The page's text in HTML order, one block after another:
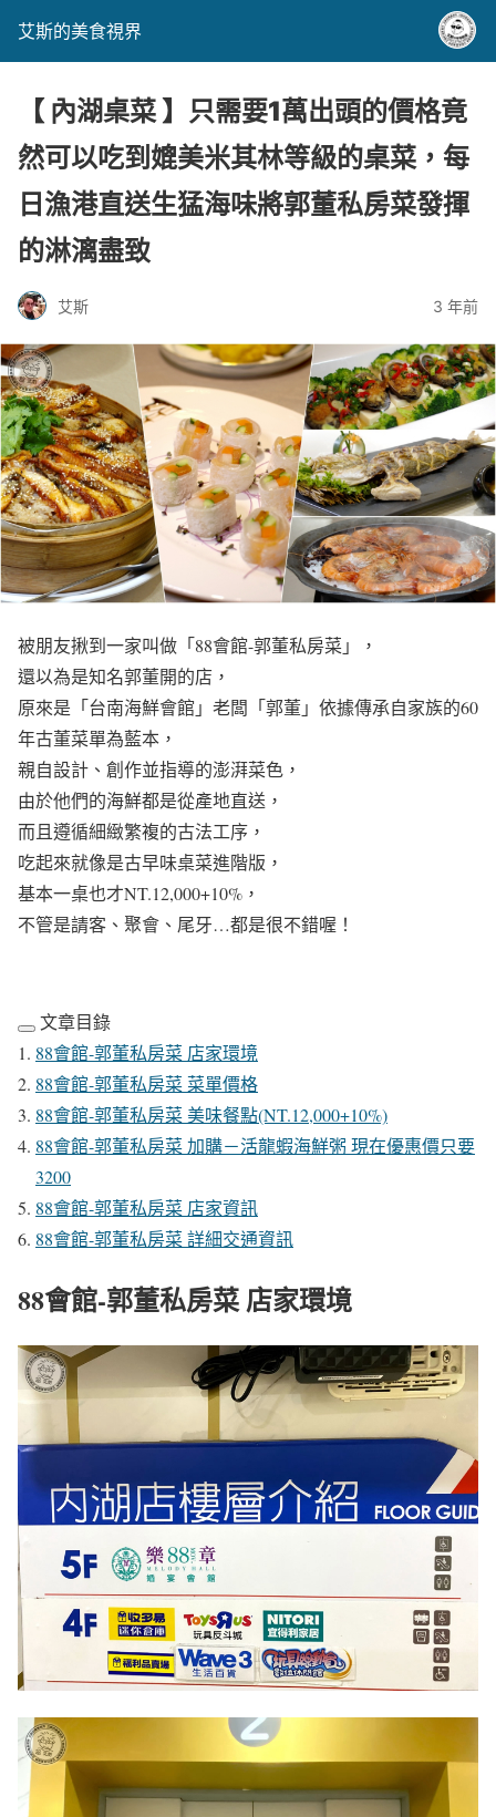
艾斯的美食視界
【 內湖桌菜 】只需要1萬出頭的價格竟
然可以吃到媲美米其林等級的桌菜，每
日漁港直送生猛海味將郭董私房菜發揮
的淋漓盡致
艾斯 3 年前
被朋友揪到一家叫做「88會館-郭董私房菜」，
還以為是知名郭董開的店，
原來是「台南海鮮會館」老闆「郭董」依據傳承自家族的60
年古董菜單為藍本，
親自設計、創作並指導的澎湃菜色，
由於他們的海鮮都是從產地直送，
而且遵循細緻繁複的古法工序，
吃起來就像是古早味桌菜進階版，
基本一桌也才NT.12,000+10%，
不管是請客、聚會、尾牙…都是很不錯喔！
文章目錄
88會館-郭董私房菜 店家環境
88會館-郭董私房菜 菜單價格
88會館-郭董私房菜 美味餐點(NT.12,000+10%)
88會館-郭董私房菜 加購－活龍蝦海鮮粥 現在優惠價只要
3200
88會館-郭董私房菜 店家資訊
88會館-郭董私房菜 詳細交通資訊
88會館-郭董私房菜 店家環境